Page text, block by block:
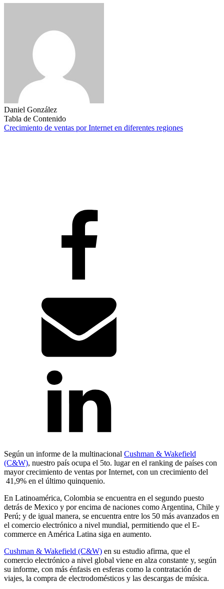
Daniel González
Tabla de Contenido
Crecimiento de ventas por Internet en diferentes regiones
Según un informe de la multinacional Cushman & Wakefield
(C&W), nuestro país ocupa el 5to. lugar en el ranking de países con
mayor crecimiento de ventas por Internet, con un crecimiento del
41,9% en el último quinquenio.
En Latinoamérica, Colombia se encuentra en el segundo puesto
detrás de Mexico y por encima de naciones como Argentina, Chile y
Perú; y de igual manera, se encuentra entre los 50 más avanzados en
el comercio electrónico a nivel mundial, permitiendo que el E-
commerce en América Latina siga en aumento.
Cushman & Wakefield (C&W) en su estudio afirma, que el
comercio electrónico a nivel global viene en alza constante y, según
su informe, con más énfasis en esferas como la contratación de
viajes, la compra de electrodomésticos y las descargas de música.